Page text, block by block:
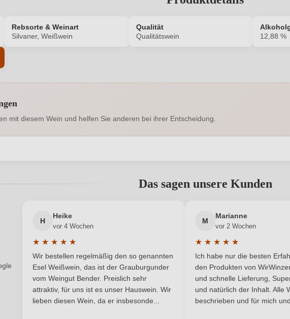
Rebsorte & Weinart
Silvaner, Weißwein
Qualität
Qualitätswein
12,88 %
2025 Land
Region
3,9 g/L Säuregehalt in g/L
Vegan
mit diesem Wein und helfen Sie anderen bei ihrer Entscheidung.
Das sagen unsere Kunden
Bewertung von 4.7 von 5 Sternen
H
Heike
vor 4 Wochen
★ ★ ★ ★ ★
Durchschnittliche Bewertung von 5 von 5 Sternen
Wir bestellen regelmäßig den so genannten
Esel Weißwein, das ist der Grauburgunder
vom Weingut Bender. Preislich sehr
attraktiv, für uns ist es unser Hauswein. Wir
lieben diesen Wein, da er insbesonde...
M
Marianne
vor 2 Wochen
★ ★ ★ ★ ★
Durchschnittliche
Ich habe nur die besten
den Produkten von
und schnelle Lieferung,
und natürlich der Inhalt. Alle
beschrieben und für mich und